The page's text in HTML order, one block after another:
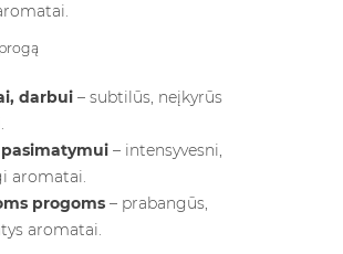
darbui – subtilūs, neįkyrūs
– intensyvesni,
aromatai.
progoms – prabangūs,
aromatai.